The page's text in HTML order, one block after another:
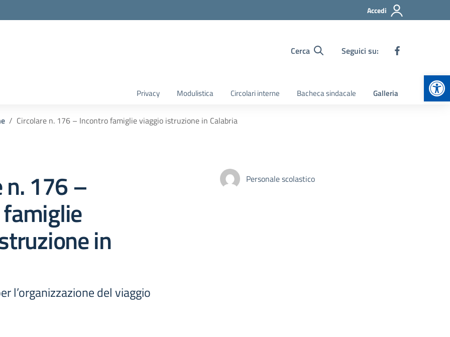
Accedi
Cerca Seguici su:
Privacy Modulistica Circolari interne Bacheca sindacale Galleria
Circolare n. 176 – Incontro famiglie viaggio istruzione in Calabria
n. 176 –
in
l’organizzazione del viaggio
Personale scolastico